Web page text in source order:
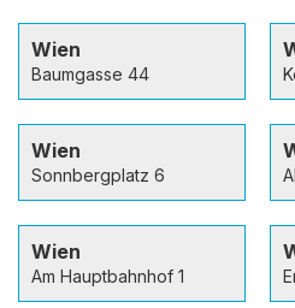
Wien
Baumgasse 44
Wien
Sonnbergplatz 6
Wien
Am Hauptbahnhof 1